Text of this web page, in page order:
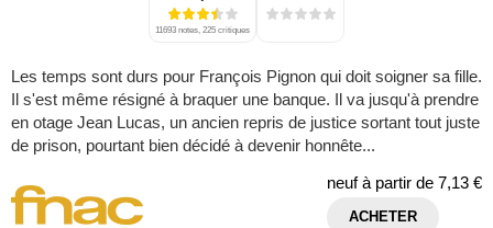
11693 notes, 225 critiques
Les temps sont durs pour François Pignon qui doit soigner sa fille.
Il s'est même résigné à braquer une banque. Il va jusqu'à prendre
en otage Jean Lucas, un ancien repris de justice sortant tout juste
de prison, pourtant bien décidé à devenir honnête...
neuf à partir de 7,13 €
ACHETER